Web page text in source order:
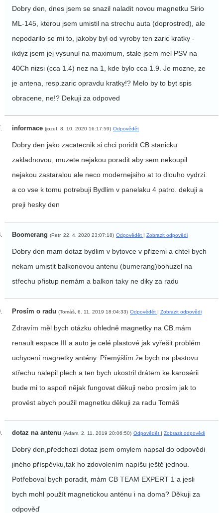
Dobry den, dnes jsem se snazil naladit novou magnetku Sirio
ML-145, kterou jsem umistil na strechu auta (doprostred), ale
nepodarilo se mi to, jakoby byl od vyroby ten zaric kratky -
ikdyz jsem jej vysunul na maximum, stale jsem mel PSV na
40Ch nizsi (cca 1.4) nez na 1, kde bylo cca 1.9. Je mozne, ze
je antena, resp.zaric opravdu kratky!? Melo by to byt spis
obracene, ne!? Dekuji za odpoved
informace (jozef, 8. 10. 2020 16:17:59) Odpovědět
Dobry den jako zacatecnik si chci poridit CB stanicku
zakladnovou, muzete nejakou poradit aby sem nekoupil
nejakou zastaralou ale neco modernejsiho at to dlouho vydrzi.
a co vse k tomu potrebuji Bydlim v panelaku 4 patro. dekuji a
preji hesky den
Boomerang (Petr, 22. 4. 2020 23:07:18) Odpovědět | Zobrazit odpovědi
Dobry den mam dotaz bydlim v bytovce v přizemi a chtel bych
nekam umistit balkonovou antenu (bumerang)bohuzel na
střechu přistup nemám a balkon taky ne diky za radu
Prosím o radu (Tomáš, 6. 11. 2019 18:04:33) Odpovědět | Zobrazit odpovědi
Zdravím měl bych otázku ohledně magnetky na CB.mám
renault espace III a auto je celé plastové jak vyřešit problém
uchycení magnetky antény. Přemýšlím že bych na plastovu
střechu nalepil plech a ten bych ukostril drátem ke karosérii
bude mi to aspoň nějak fungovat děkuji nebo prosím jak to
provést abych použil magnetku děkuji za radu Tomáš
dotaz na antenu (Adam, 2. 11. 2019 20:06:50) Odpovědět | Zobrazit odpovědi
Dobrý den,předchozí dotaz jsem omylem napsal do odpovědi
jiného příspěvku,tak ho zdovolením napíšu ještě jednou.
Potřeboval bych poradit, mám CB TEAM EXPERT 1 a jesli
bych mohl použít magnetickou anténu i na doma? Děkuji za
odpověď